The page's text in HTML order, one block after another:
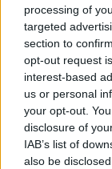
processing of
targeted
section to
opt-out request
interest-based
us or personal
your opt-out.
disclosure of
IAB’s list of
also be